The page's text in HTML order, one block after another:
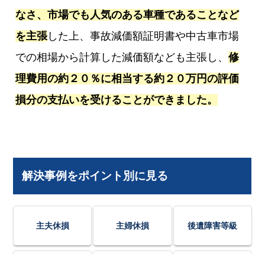
なさ、市場でも人気のある車種であることなど
を主張 した上、事故減価額証明書や中古車市場
での相場から計算した減価額なども主張し、修
理費用の約２０％に相当する約２０万円の評価
損分の支払いを受けることができました。
解決事例をポイント別に見る
主夫休損 主婦休損 後遺障害等級